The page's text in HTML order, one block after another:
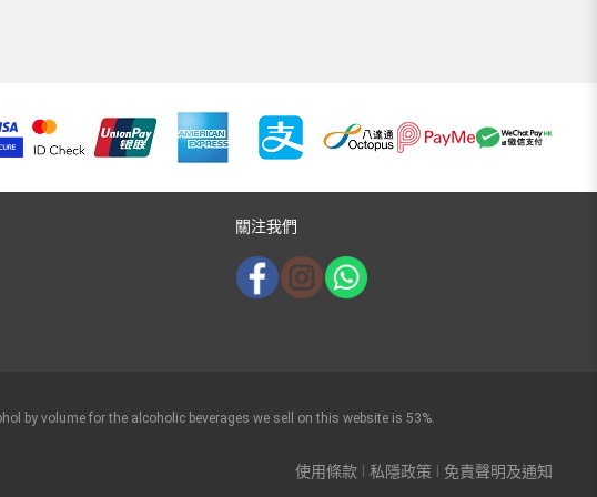
關注我們
使用條款 私隱政策 免責聲明及通知
by volume for the alcoholic beverages we sell on this website is 53%.